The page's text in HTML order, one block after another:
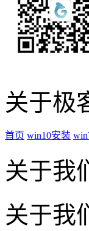
关于极
首页 win10安装
关于我
关于我